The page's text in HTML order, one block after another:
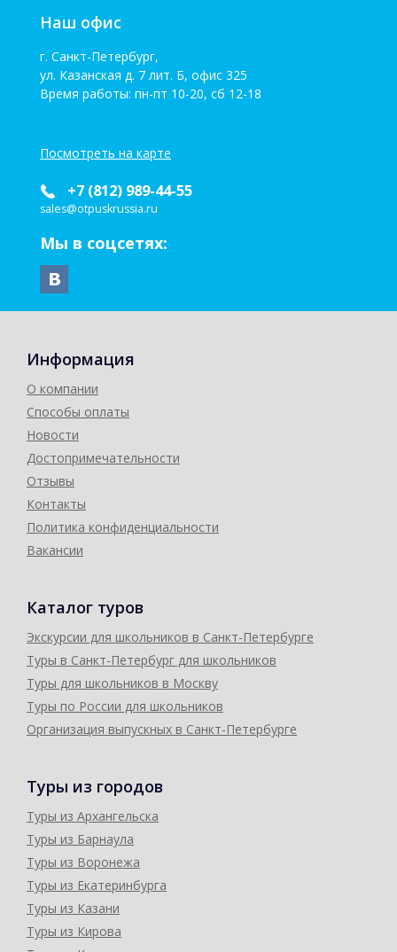
Наш офис
г. Санкт-Петербург,
ул. Казанская д. 7 лит. Б, офис 325
Время работы: пн-пт 10-20, сб 12-18
Посмотреть на карте
+7 (812) 989-44-55
sales@otpuskrussia.ru
Мы в соцсетях:
Информация
О компании
Способы оплаты
Новости
Достопримечательности
Отзывы
Контакты
Политика конфиденциальности
Вакансии
Каталог туров
Экскурсии для школьников в Санкт-Петербурге
Туры в Санкт-Петербург для школьников
Туры для школьников в Москву
Туры по России для школьников
Организация выпускных в Санкт-Петербурге
Туры из городов
Туры из Архангельска
Туры из Барнаула
Туры из Воронежа
Туры из Екатеринбурга
Туры из Казани
Туры из Кирова